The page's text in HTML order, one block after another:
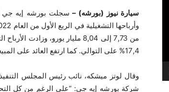
سيارة نيوز (بورشه) – سجلت بورشه إيه جي
17,4‏% على التوالي. كما ارتفع العائد على المبيعات من 16,2‏% إلى 18,2‏%.
وقال لوتز ميشكه، نائب رئيس المجلس